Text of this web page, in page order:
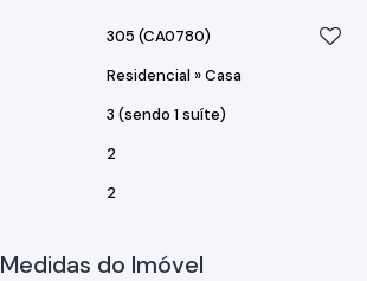
305 (CA0780)
Residencial »Casa
3 (sendo 1 suíte)
2
2
Medidas do Imóvel